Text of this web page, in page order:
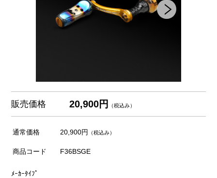
販売価格 20,900円 （税込み）
通常価格 20,900円 （税込み）
商品コード F36BSGE
ﾒｰｶｰﾀｲﾌﾟ